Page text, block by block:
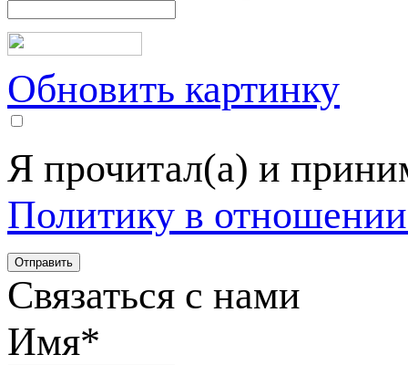
Обновить картинку
Я прочитал(а) и
Политику в
Связаться с нами
Имя*